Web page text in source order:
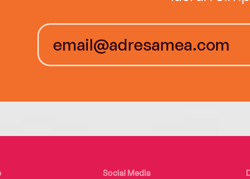
Social Media